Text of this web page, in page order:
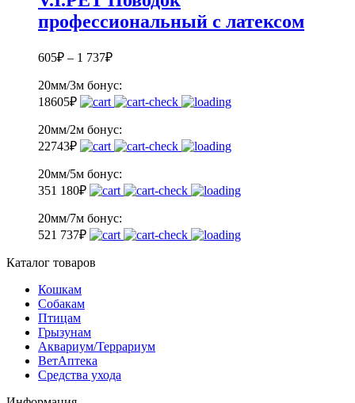
профессиональный с латексом
605₽ – 1 737₽
20мм/3м бонус:
18605₽
20мм/2м бонус:
22743₽
20мм/5м бонус:
351 180₽
20мм/7м бонус:
521 737₽
Каталог товаров
Кошкам
Собакам
Птицам
Грызунам
Аквариум/Террариум
ВетАптека
Средства ухода